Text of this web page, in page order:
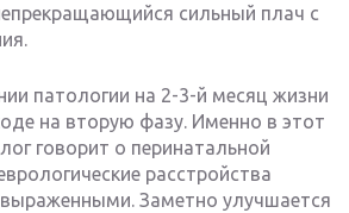
сильный плач с
патологии на 2-3-й месяц жизни
на вторую фазу. Именно в этот
говорит о перинатальной
расстройства
Заметно улучшается